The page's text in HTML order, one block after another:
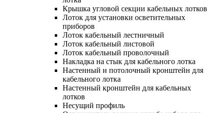
Крышка угловой секции кабельных лотков
Лоток для установки осветительных
приборов
Лоток кабельный лестничный
Лоток кабельный листовой
Лоток кабельный проволочный
Накладка на стык для кабельного лотка
Настенный и потолочный кронштейн для
кабельного лотка
Настенный кронштейн для кабельных
лотков
Несущий профиль